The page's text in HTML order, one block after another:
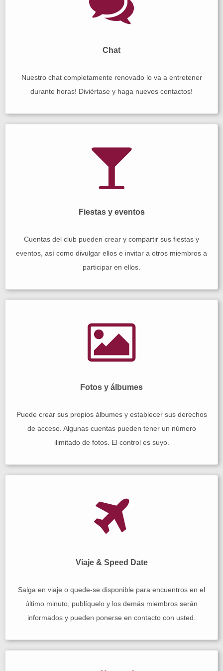
Chat
Nuestro chat completamente renovado lo va a entretener
durante horas! Diviértase y haga nuevos contactos!
Fiestas y eventos
Cuentas del club pueden crear y compartir sus fiestas y
eventos, así como divulgar ellos e invitar a otros miembros a
participar en ellos.
Fotos y álbumes
Puede crear sus propios álbumes y establecer sus derechos
de acceso. Algunas cuentas pueden tener un número
ilimitado de fotos. El control es suyo.
Viaje & Speed Date
Salga en viaje o quede-se disponible para encuentros en el
último minuto, publíquelo y los demás miembros serán
informados y pueden ponerse en contacto con usted.